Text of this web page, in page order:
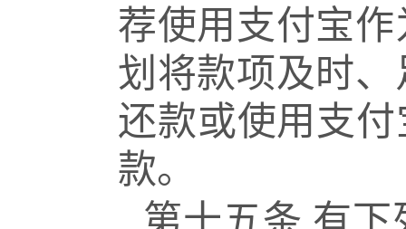
荐使用支付宝
划将款项及时
还款或使用支
款。
第十五条 有下